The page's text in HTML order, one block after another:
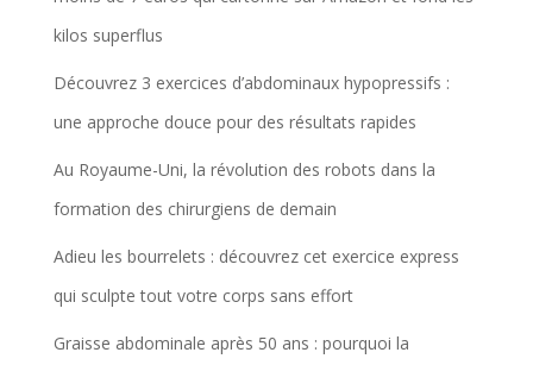
kilos superflus
Découvrez 3 exercices d’abdominaux hypopressifs :
une approche douce pour des résultats rapides
Au Royaume-Uni, la révolution des robots dans la
formation des chirurgiens de demain
Adieu les bourrelets : découvrez cet exercice express
qui sculpte tout votre corps sans effort
Graisse abdominale après 50 ans : pourquoi la